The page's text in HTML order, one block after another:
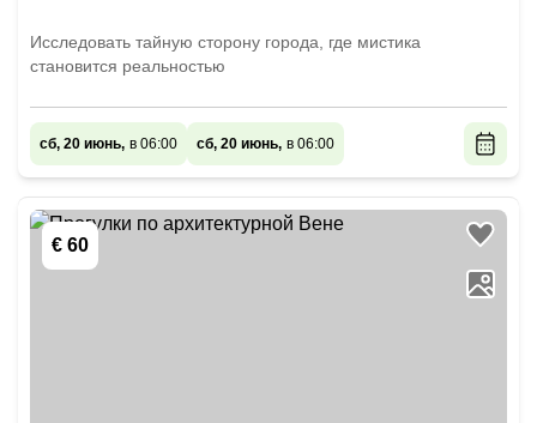
Исследовать тайную сторону города, где мистика
становится реальностью
сб, 20 июнь, в 06:00 сб, 20 июнь, в 06:00
€ 60